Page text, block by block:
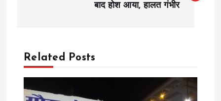
n
a
बाद होश आया, हालत गंभीर
Related Posts